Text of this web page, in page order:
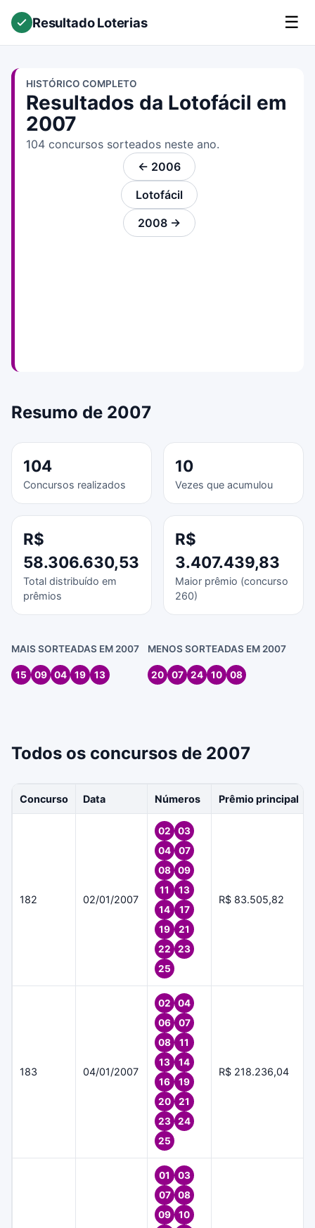
Resultado Loterias ☰
HISTÓRICO COMPLETO
Resultados da Lotofácil em
2007
104 concursos sorteados neste ano.
← 2006
Lotofácil
2008 →
Resumo de 2007
104
Concursos realizados
10
Vezes que acumulou
R$
58.306.630,53
Total distribuído em
prêmios
R$
3.407.439,83
Maior prêmio (concurso
260)
MAIS SORTEADAS EM 2007
15 09 04 19 13
MENOS SORTEADAS EM 2007
20 07 24 10 08
Todos os concursos de 2007
Concurso Data Números Prêmio principal
182 02/01/2007
02
03
04
07
08
09
11
13
14
17
19
21
22
23
25
R$ 83.505,82
183 04/01/2007
02
04
06
07
08
11
13
14
16
19
20
21
23
24
25
R$ 218.236,04
01
03
07
08
09
10